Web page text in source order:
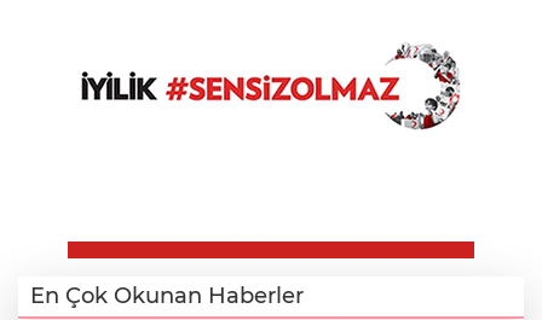
En Çok Okunan Haberler